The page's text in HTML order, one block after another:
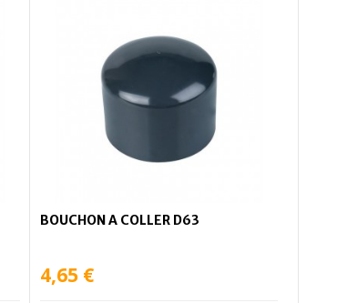
BOUCHON A COLLER D63
4,65 €